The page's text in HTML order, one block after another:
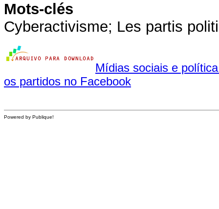
Mots-clés
Cyberactivisme; Les partis
Mídias sociais e
os partidos no Facebook
Powered by Publique!